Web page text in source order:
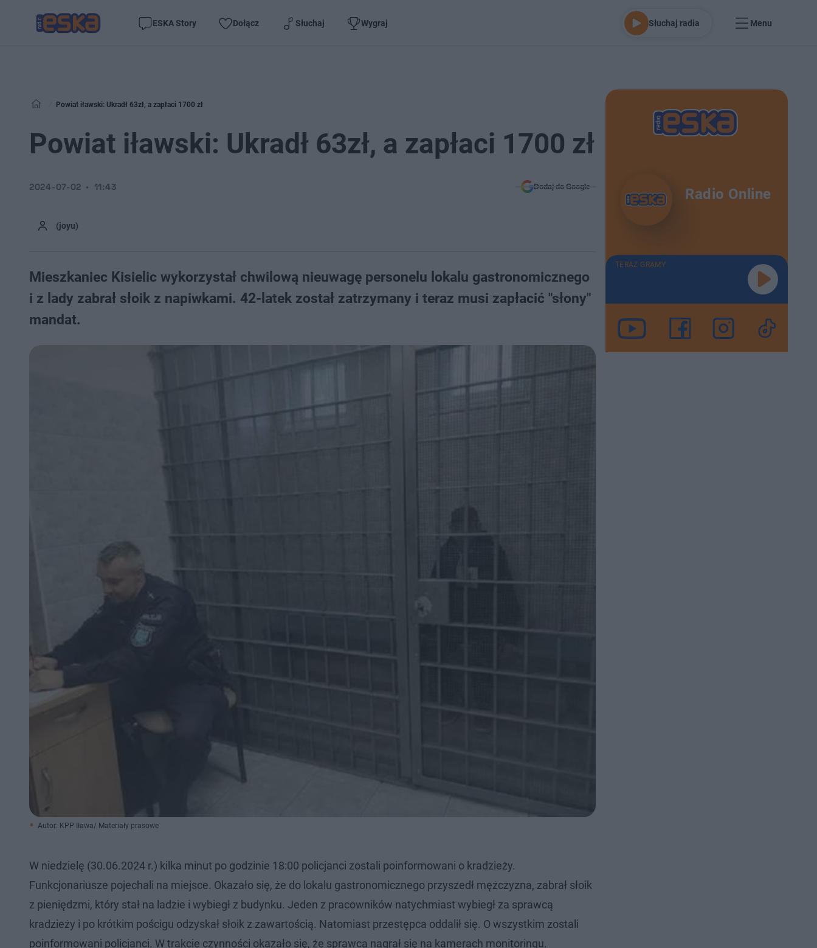
ESKA Story Dołącz Słuchaj Wygraj Słuchaj radia Menu
Powiat iławski: Ukradł 63zł, a zapłaci 1700 zł
Powiat iławski: Ukradł 63zł, a zapłaci 1700 zł
(joyu)
2024-07-02 11:43 Dodaj do Google
Mieszkaniec Kisielic wykorzystał chwilową nieuwagę personelu lokalu gastronomicznego
i z lady zabrał słoik z napiwkami. 42-latek został zatrzymany i teraz musi zapłacić "słony"
mandat.
Autor: KPP Iława/ Materiały prasowe
W niedzielę (30.06.2024 r.) kilka minut po godzinie 18:00 policjanci zostali poinformowani o kradzieży.
Funkcjonariusze pojechali na miejsce. Okazało się, że do lokalu gastronomicznego przyszedł mężczyzna, zabrał słoik
z pieniędzmi, który stał na ladzie i wybiegł z budynku. Jeden z pracowników natychmiast wybiegł za sprawcą
kradzieży i po krótkim pościgu odzyskał słoik z zawartością. Natomiast przestępca oddalił się. O wszystkim zostali
poinformowani policjanci. W trakcie czynności okazało się, że sprawca nagrał się na kamerach monitoringu.
Radio Online
TERAZ GRAMY